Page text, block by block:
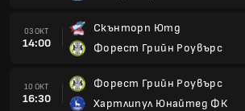
03 ОКТ
14:00
Скънторп Ютд
Форест Грийн Роувърс
10 ОКТ
16:30
Форест Грийн Роувърс
Хартлипул Юнайтед ФК